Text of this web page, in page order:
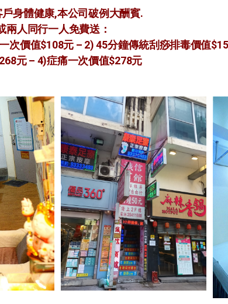
身體健康,本公司破例大酬賓.
兩人同行一人免費送：
次價值$108元 – 2) 45分鐘傳統刮痧排毒價值
元 – 4)症痛一次價值$278元